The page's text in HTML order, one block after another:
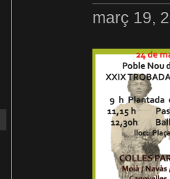
març 19,